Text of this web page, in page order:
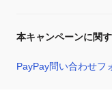
本キャンペーンに関
PayPay問い合わせフ